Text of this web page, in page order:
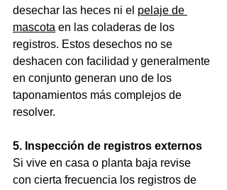
desechar las heces ni el pelaje de
mascota en las coladeras de los
registros. Estos desechos no se
deshacen con facilidad y generalmente
en conjunto generan uno de los
taponamientos más complejos de
resolver.
5. Inspección de registros externos
Si vive en casa o planta baja revise
con cierta frecuencia los registros de